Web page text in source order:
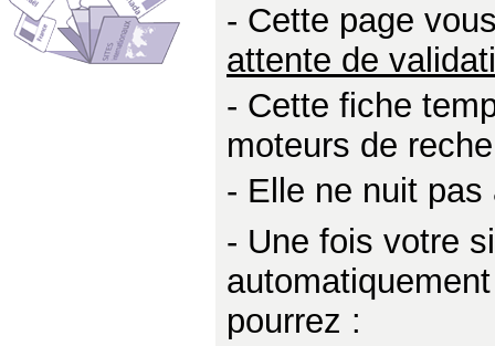
- Cette page
attente de
- Cette fiche
moteurs de
- Elle ne nuit
- Une fois votre
pourrez :